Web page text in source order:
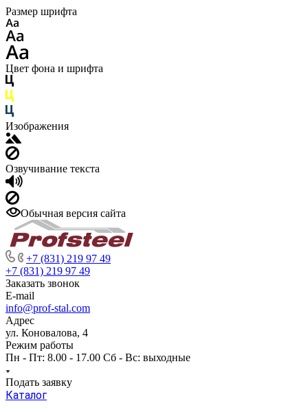
Размер шрифта
Цвет фона и шрифта
Изображения
Озвучивание текста
Обычная версия сайта
+7 (831) 219 97 49
+7 (831) 219 97 49
Заказать звонок
E-mail
info@prof-stal.com
Адрес
ул. Коновалова, 4
Режим работы
Пн - Пт: 8.00 - 17.00 Сб - Вс: выходные
Подать заявку
Каталог